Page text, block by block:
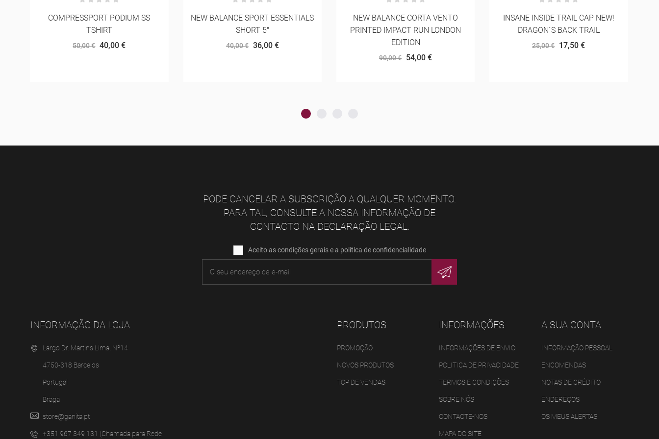
NEW BALANCE SPORT ESSENTIALS
SHORT 5"
40,00 € 36,00 €
NEW BALANCE CORTA VENTO
PRINTED IMPACT RUN LONDON
EDITION
INSANE INSIDE TRAIL CAP NEW!
DRAGON´S BACK TRAIL
25,00 € 17,50 €
ASICS METASPEED SINGLET
75,00 € 52,50 €
PODE CANCELAR A SUBSCRIÇÃO A QUALQUER MOMENTO.
PARA TAL, CONSULTE A NOSSA INFORMAÇÃO DE
CONTACTO NA DECLARAÇÃO LEGAL.
Aceito as condições gerais e a política de confidencialidade
INFORMAÇÃO DA LOJA
Largo Dr. Martins Lima, Nº14
4750-318 Barcelos
Portugal
Braga
store@ganita.pt
+351 967 349 131 (Chamada para Rede
PRODUTOS
PROMOÇÃO
NOVOS PRODUTOS
TOP DE VENDAS
INFORMAÇÕES
INFORMAÇÕES DE ENVIO
POLITICA DE PRIVACIDADE
TERMOS E CONDIÇÕES
SOBRE NÓS
CONTACTE-NOS
MAPA DO SITE
A SUA CONTA
INFORMAÇÃO PESSOAL
ENCOMENDAS
NOTAS DE CRÉDITO
ENDEREÇOS
OS MEUS ALERTAS